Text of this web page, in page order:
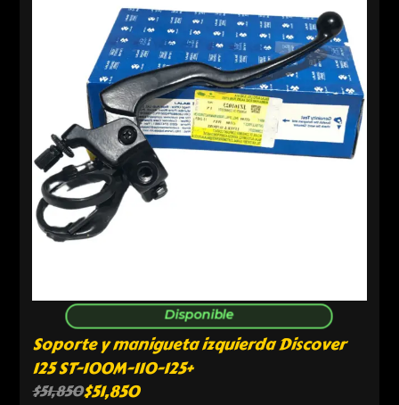
Disponible
Soporte y manigueta izquierda Discover
125 ST-100M-110-125+
$51,850$51,850